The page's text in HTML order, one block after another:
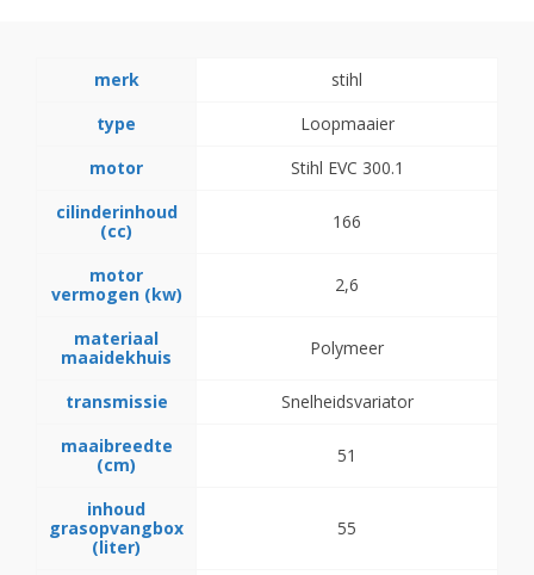
merk
stihl
type
Loopmaaier
motor
Stihl EVC 300.1
cilinderinhoud
(cc)
166
motor
vermogen (kw)
2,6
materiaal
maaidekhuis
Polymeer
transmissie
Snelheidsvariator
maaibreedte
(cm)
51
inhoud
grasopvangbox
(liter)
55